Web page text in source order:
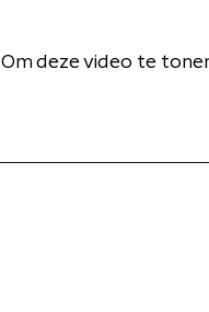
Om deze video te